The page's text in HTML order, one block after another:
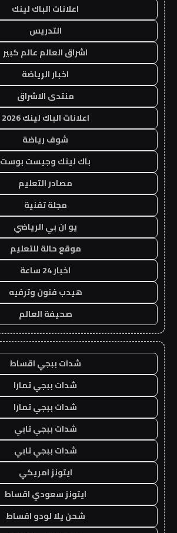
اعلانات الباك لينك
التدريس
اشراق العالم عالم كبير
اخبار الرياضة
منتدى الاشراق
اعلانات الباك لينك 2026
شوف رياضة
باك لينك وجيست بوست
مصادر التعليم
مجلة تقنية
يو ان بي الرياضي
موقع حالة للتعليم
اخبار 24 ساعة
هيدب فنون وترفيه
صحيفة العالم
شدات ببجي اقساط
شدات ببجي تمارا
شدات ببجي تمارا
شدات ببجي تابي
شدات ببجي تابي
ايتونز امريكي
ايتونز سعودي اقساط
شحن يلا لودو اقساط